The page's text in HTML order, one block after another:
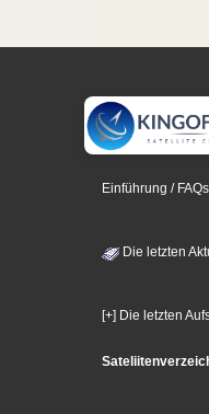
Einführung / FAQs
Die letzten
[+] Die letzten